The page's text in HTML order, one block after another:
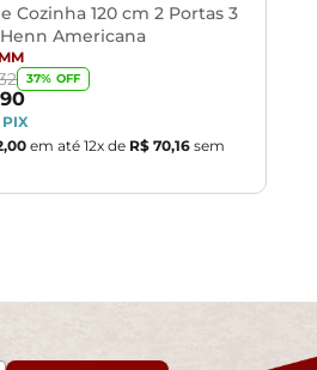
Cozinha 120 cm 2 Portas 3
Americana
37% OFF
90
PIX
,00 em até 12x de R$ 70,16 sem